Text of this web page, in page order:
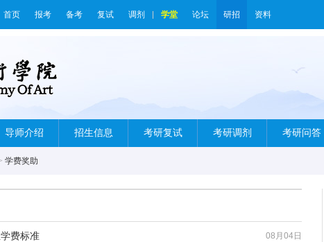
首页 报考 备考 复试 调剂 学堂 论坛 研招 资料
导师介绍 招生信息 考研复试 考研调剂 考研问答
学费奖助
08月04日
费标准